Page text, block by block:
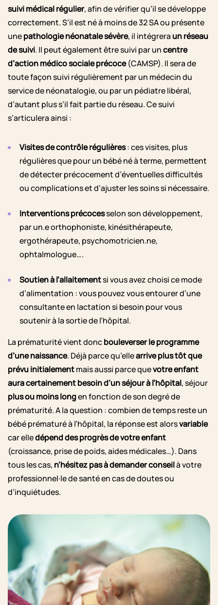
suivi médical régulier, afin de vérifier qu’il se développe
correctement. S’il est né à moins de 32 SA ou présente
unepathologie néonatale sévère, il intégrera un réseau
de suivi. Il peut également être suivi par uncentre
d’action médico sociale précoce(CAMSP). Il sera de
toute façon suivi régulièrement par un médecin du
service de néonatalogie, ou par un pédiatre libéral,
d’autant plus s’il fait partie du réseau. Ce suivi
s’articulera ainsi :
Visites de contrôle régulières: ces visites, plus
régulières que pour un bébé né à terme, permettent
de détecter précocement d’éventuelles difficultés
ou complications et d’ajuster les soins si nécessaire.
Interventions précocesselon son développement,
par un.e orthophoniste, kinésithérapeute,
ergothérapeute, psychomotricien.ne,
ophtalmologue….
Soutien à l’allaitementsi vous avez choisi ce mode
d’alimentation : vous pouvez vous entourer d’une
consultante en lactation si besoin pour vous
soutenir à la sortie de l’hôpital.
La prématurité vient doncbouleverser le programme
d’une naissance. Déjà parce qu’ellearrive plus tôt que
prévu initialementmais aussi parce quevotre enfant
aura certainement besoin d’un séjour à l’hôpital, séjour
plus ou moins longen fonction de son degré de
prématurité. A la question : combien de temps reste un
bébé prématuré à l’hôpital, la réponse est alorsvariable
car elledépend des progrès de votre enfant
(croissance, prise de poids, aides médicales…). Dans
tous les cas, n’hésitez pas à demander conseilà votre
professionnel·le de santé en cas de doutes ou
d’inquiétudes.